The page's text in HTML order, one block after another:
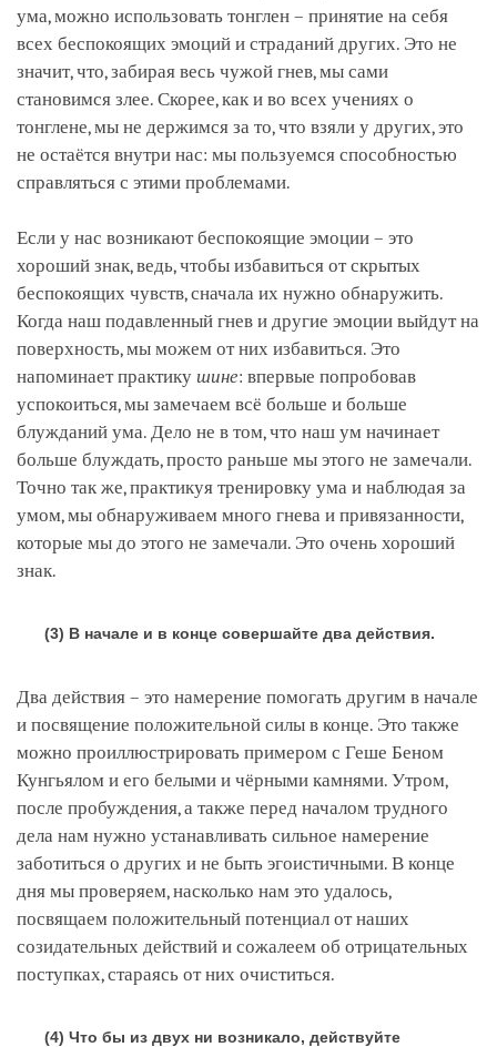
ума, можно использовать тонглен – принятие на себя
всех беспокоящих эмоций и страданий других. Это не
значит, что, забирая весь чужой гнев, мы сами
становимся злее. Скорее, как и во всех учениях о
тонглене, мы не держимся за то, что взяли у других, это
не остаётся внутри нас: мы пользуемся способностью
справляться с этими проблемами.
Если у нас возникают беспокоящие эмоции – это
хороший знак, ведь, чтобы избавиться от скрытых
беспокоящих чувств, сначала их нужно обнаружить.
Когда наш подавленный гнев и другие эмоции выйдут на
поверхность, мы можем от них избавиться. Это
напоминает практику шине: впервые попробовав
успокоиться, мы замечаем всё больше и больше
блужданий ума. Дело не в том, что наш ум начинает
больше блуждать, просто раньше мы этого не замечали.
Точно так же, практикуя тренировку ума и наблюдая за
умом, мы обнаруживаем много гнева и привязанности,
которые мы до этого не замечали. Это очень хороший
знак.
(3) В начале и в конце совершайте два действия.
Два действия – это намерение помогать другим в начале
и посвящение положительной силы в конце. Это также
можно проиллюстрировать примером с Геше Беном
Кунгьялом и его белыми и чёрными камнями. Утром,
после пробуждения, а также перед началом трудного
дела нам нужно устанавливать сильное намерение
заботиться о других и не быть эгоистичными. В конце
дня мы проверяем, насколько нам это удалось,
посвящаем положительный потенциал от наших
созидательных действий и сожалеем об отрицательных
поступках, стараясь от них очиститься.
(4) Что бы из двух ни возникало, действуйте